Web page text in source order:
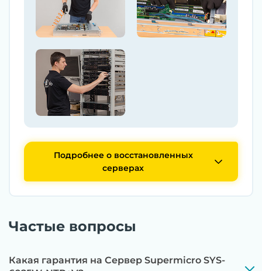
Подробнее о восстановленных
серверах
Частые вопросы
Какая гарантия на Сервер Supermicro SYS-